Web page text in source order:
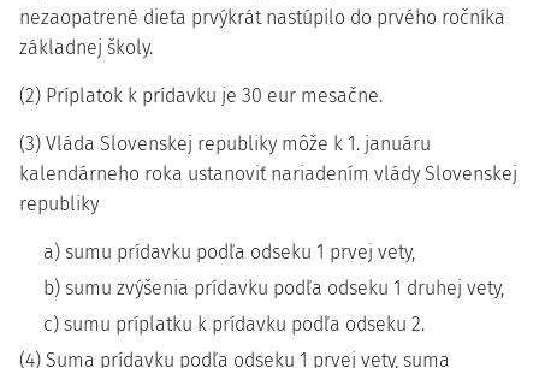
nezaopatrené dieťa prvýkrát nastúpilo do prvého ročníka
základnej školy.
(2) Príplatok k prídavku je 30 eur mesačne.
(3) Vláda Slovenskej republiky môže k 1. januáru
kalendárneho roka ustanoviť nariadením vlády Slovenskej
republiky
a) sumu prídavku podľa odseku 1 prvej vety,
b) sumu zvýšenia prídavku podľa odseku 1 druhej vety,
c) sumu príplatku k prídavku podľa odseku 2.
(4) Suma prídavku podľa odseku 1 prvej vety, suma